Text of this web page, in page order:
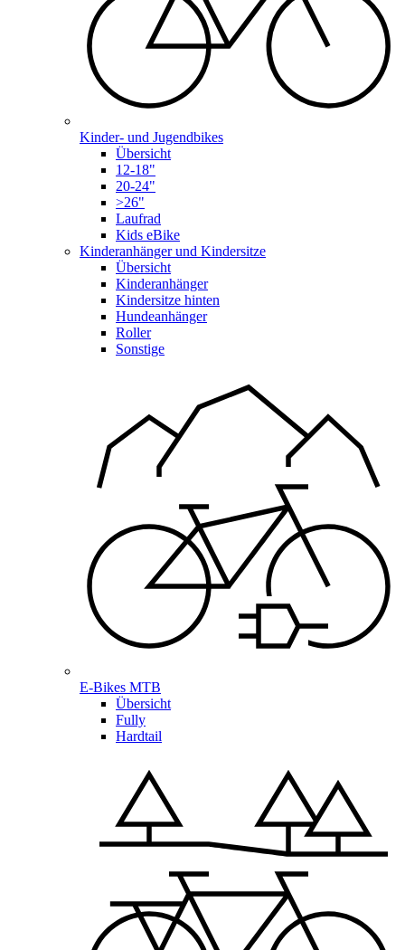
Kinder- und Jugendbikes
Übersicht
12-18"
20-24"
>26"
Laufrad
Kids eBike
Kinderanhänger und Kindersitze
Übersicht
Kinderanhänger
Kindersitze hinten
Hundeanhänger
Roller
Sonstige
E-Bikes MTB
Übersicht
Fully
Hardtail